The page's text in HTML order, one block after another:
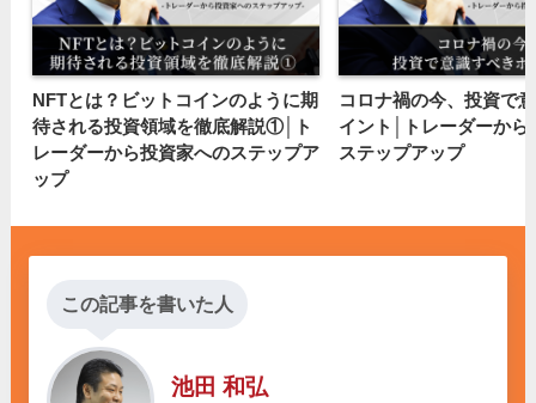
NFTとは？ビットコインのように期
待される投資領域を徹底解説①│ト
レーダーから投資家へのステップア
ップ
コロナ禍の今、投資で
イント│トレーダーから
ステップアップ
この記事を書いた人
池田 和弘